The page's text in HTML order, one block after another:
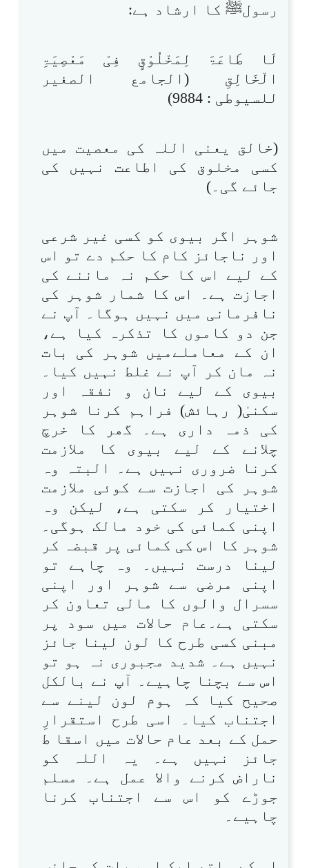
رسولﷺ کا ارشاد ہے:
لَا طَاعَۃَ لِمَخْلُوْقٍ فِیْ مَعْصِیَۃِ
الْخَالِقِ (الجامع الصغیر
للسیوطی : 9884)
(خالق یعنی اللہ کی معصیت میں
کسی مخلوق کی اطاعت نہیں کی
جائے گی۔)
شوہر اگر بیوی کو کسی غیر شرعی
اور ناجائز کام کا حکم دے تو اس
کے لیے اس کا حکم نہ ماننے کی
اجازت ہے۔ اس کا شمار شوہر کی
نافرمانی میں نہیں ہوگا۔ آپ نے
جن دو کاموں کا تذکرہ کیا ہے،
ان کے معاملےمیں شوہر کی بات
نہ مان کر آپ نے غلط نہیں کیا۔
بیوی کے لیے نان و نفقہ اور
سکنیٰ( رہائش) فراہم کرنا شوہر
کی ذمہ داری ہے۔ گھر کا خرچ
چلانے کے لیے بیوی کا ملازمت
کرنا ضروری نہیں ہے۔ البتہ وہ
شوہر کی اجازت سے کوئی ملازمت
اختیار کر سکتی ہے، لیکن وہ
اپنی کمائی کی خود مالک ہوگی۔
شوہر کا اس کی کمائی پر قبضہ کر
لینا درست نہیں۔ وہ چاہے تو
اپنی مرضی سے شوہر اور اپنی
سسرال والوں کا مالی تعاون کر
سکتی ہے۔عام حالات میں سود پر
مبنی کسی طرح کا لون لینا جائز
نہیں ہے۔ شدید مجبوری نہ ہو تو
اس سے بچنا چاہیے۔ آپ نے بالکل
صحیح کیا کہ ہوم لون لینے سے
اجتناب کیا۔ اسی طرح استقرارِ
حمل کے بعد عام حالات میں اسقا ط
جائز نہیں ہے۔ یہ اللہ کو
ناراض کرنے والا عمل ہے۔ مسلم
جوڑے کو اس سے اجتناب کرنا
چاہیے۔